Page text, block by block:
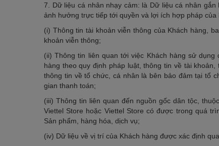
7. Dữ liệu cá nhân nhạy cảm: là Dữ liệu cá nhân
ảnh hưởng trực tiếp tới quyền và lợi ích hợp pháp
(i) Thông tin tài khoản viễn thông của Khách hàng,
khoản viễn thông;
(ii) Thông tin liên quan tới việc Khách hàng sử
hàng theo quy định pháp luật, thông tin về tài
thông tin về tổ chức, cá nhân là bên bảo đảm tại tổ
gian thanh toán;
(iii) Thông tin liên quan đến nguồn gốc dân tộc,
Viettel Store hoặc Viettel Store có được trong quá
Sản phẩm, hàng hóa, dịch vụ;
(iv) Dữ liệu về vị trí của Khách hàng được xác định